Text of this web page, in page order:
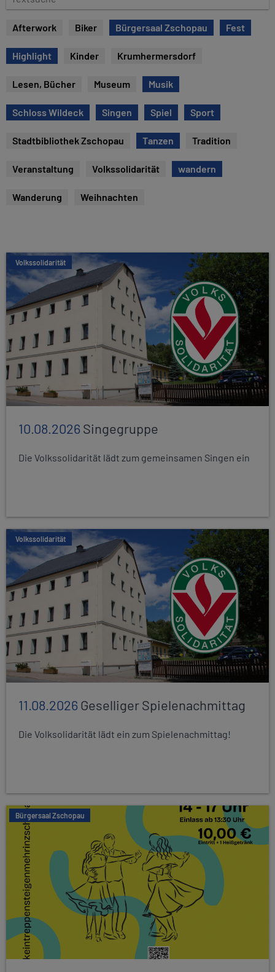
e
s
u
e
Afterwork Biker Bürgersaal Zschopau Fest
Highlight Kinder Krumhermersdorf
Lesen, Bücher Museum Musik
Schloss Wildeck Singen Spiel Sport
Stadtbibliothek Zschopau Tanzen Tradition
Veranstaltung Volkssolidarität wandern
Wanderung Weihnachten
Volkssolidarität
10.08.2026Singegruppe
Die Volkssolidarität lädt zum gemeinsamen Singen ein
Volkssolidarität
11.08.2026Geselliger Spielenachmittag
Die Volksolidarität lädt ein zum Spielenachmittag!
Bürgersaal Zschopau